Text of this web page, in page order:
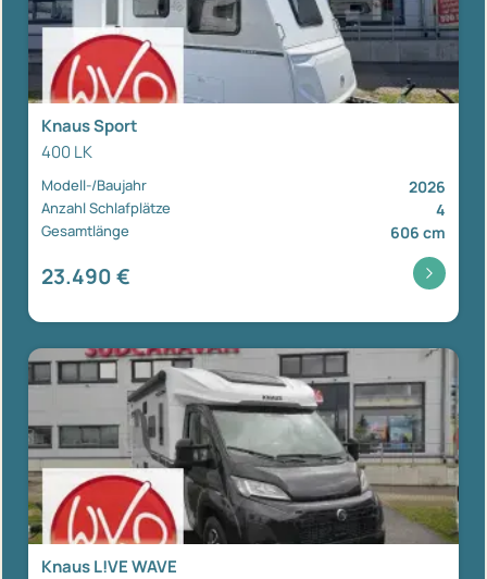
Knaus Sport
400 LK
Modell-/Baujahr 2026
Anzahl Schlafplätze 4
Gesamtlänge 606 cm
23.490 €
Knaus L!VE WAVE